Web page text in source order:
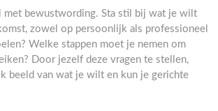
met bewustwording. Sta stil bij wat je wilt
zowel op persoonlijk als professioneel
Welke stappen moet je nemen om
Door jezelf deze vragen te stellen,
beeld van wat je wilt en kun je gerichte